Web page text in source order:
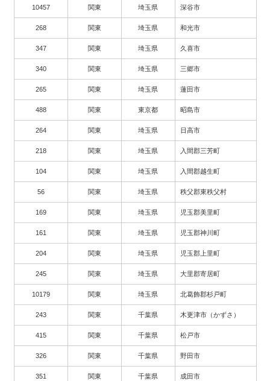
10457 関東 埼玉県 深谷市
268 関東 埼玉県 和光市
347 関東 埼玉県 久喜市
340 関東 埼玉県 三郷市
265 関東 埼玉県 蓮田市
488 関東 東京都 昭島市
264 関東 埼玉県 日高市
218 関東 埼玉県 入間郡三芳町
104 関東 埼玉県 入間郡越生町
56 関東 埼玉県 秩父郡東秩父村
169 関東 埼玉県 児玉郡美里町
161 関東 埼玉県 児玉郡神川町
204 関東 埼玉県 児玉郡上里町
245 関東 埼玉県 大里郡寄居町
10179 関東 埼玉県 北葛飾郡杉戸町
243 関東 千葉県 木更津市（かずさ）
415 関東 千葉県 松戸市
326 関東 千葉県 野田市
351 関東 千葉県 成田市